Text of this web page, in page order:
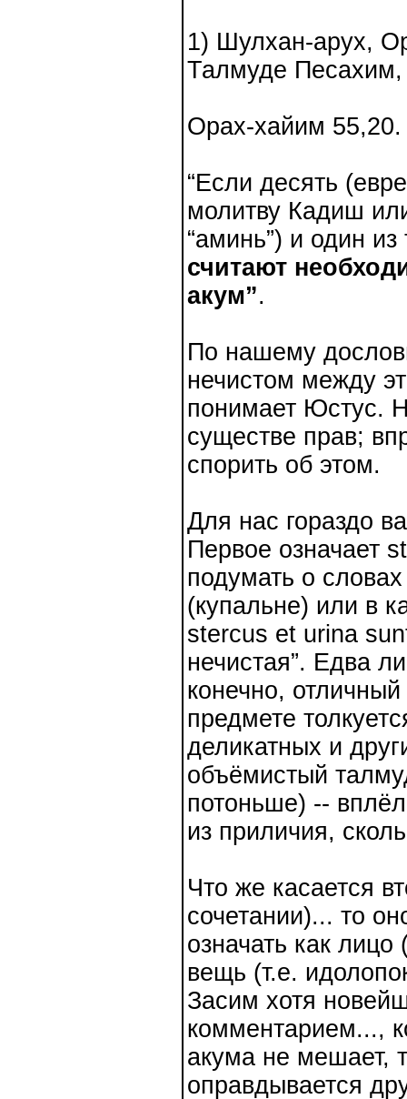
1) Шулхан-арух,
Талмуде
Орах-хайим 55,20.
“Если десять
молитву Кадиш
“аминь”) и один
считают
акум”.
По нашему
нечистом между
понимает Юстус.
существе прав;
спорить об этом.
Для нас гораздо
Первое означает
подумать о
(купальне) или в
stercus et urina
нечистая”. Едва
конечно,
предмете
деликатных и
объёмистый
потоньше) --
из приличия,
Что же касается
сочетании)... то
означать как
вещь (т.е.
Засим хотя
комментарием...,
акума не мешает,
оправдывается